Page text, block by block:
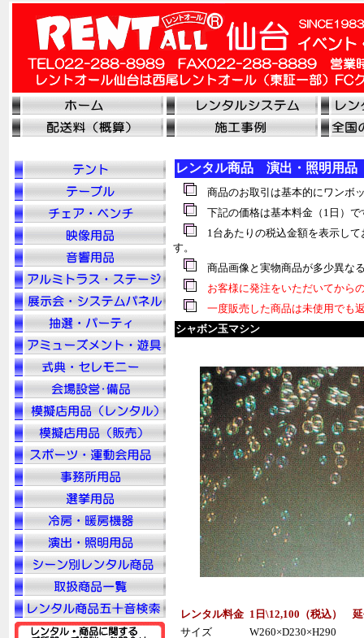
レンタル商品 演出・照明用品
商品のお取引は基本的にワンボ
下記の価格は基本料金（1日）で
1台あたりの税込金額を表示して
す。
商品画像と実物商品が多少異な
お客様に発注をいただいてから
一度販売した商品は未使用でも
シャボン玉マシン
レンタル料金 1日\12,100（税込）
サイズ
W260×D230×H290